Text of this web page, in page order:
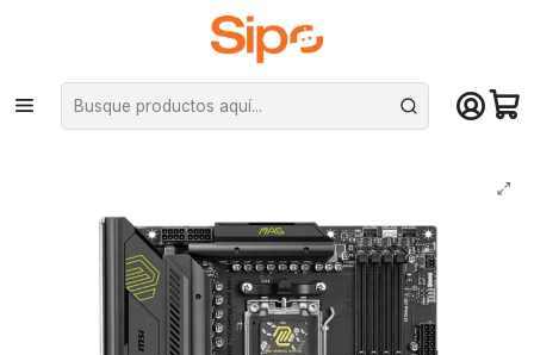
¡Compra hasta mediodía y recibe hoy! De lunes a sábado en el gran
Santiago. Envío gratis desde $29.990
Inicio Componentes PC Placas Madre AMD AM5
Placa Madre MSI MAG B850 TOMAHAWK MAX WIFI, AM5, Wi-Fi7, ATX